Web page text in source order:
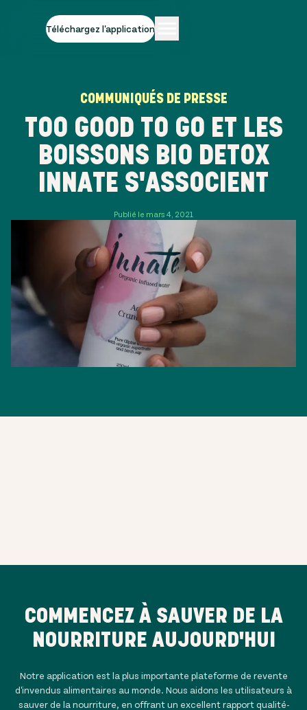
Téléchargez l'application
COMMUNIQUÉS DE PRESSE
TOO GOOD TO GO ET LES
BOISSONS BIO DETOX
INNATE S'ASSOCIENT
Publié le mars 4, 2021
COMMENCEZ À SAUVER DE LA
NOURRITURE AUJOURD'HUI
Notre application est la plus importante plateforme de revente
d'invendus alimentaires au monde. Nous aidons les utilisateurs à
sauver de la nourriture, en offrant un excellent rapport qualité-